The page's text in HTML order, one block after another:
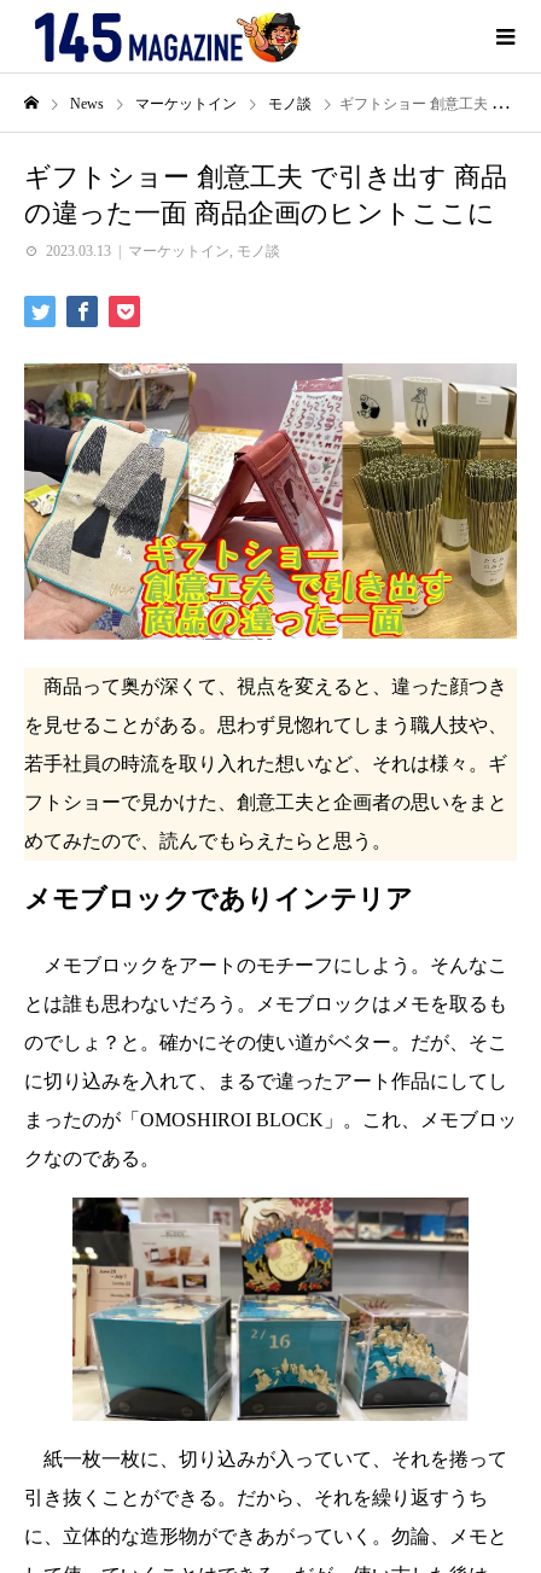
News マーケットイン モノ談 ギフトショー 創意工夫 で引き出す 商品の違った一面 商品企画のヒントここに
ギフトショー 創意工夫 で引き出す 商品
の違った一面 商品企画のヒントここに
2023.03.13 マーケットイン モノ談
商品って奥が深くて、視点を変えると、違った顔つき
を見せることがある。思わず見惚れてしまう職人技や、
若手社員の時流を取り入れた想いなど、それは様々。ギ
フトショーで見かけた、創意工夫と企画者の思いをまと
めてみたので、読んでもらえたらと思う。
メモブロックでありインテリア
メモブロックをアートのモチーフにしよう。そんなこ
とは誰も思わないだろう。メモブロックはメモを取るも
のでしょ？と。確かにその使い道がベター。だが、そこ
に切り込みを入れて、まるで違ったアート作品にしてし
まったのが「OMOSHIROI BLOCK」。これ、メモブロッ
クなのである。
紙一枚一枚に、切り込みが入っていて、それを捲って
引き抜くことができる。だから、それを繰り返すうち
に、立体的な造形物ができあがっていく。勿論、メモと